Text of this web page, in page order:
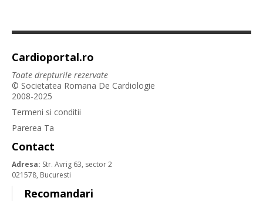
Cardioportal.ro
Toate drepturile rezervate
© Societatea Romana De Cardiologie
2008-2025
Termeni si conditii
Parerea Ta
Contact
Adresa: Str. Avrig 63, sector 2
021578, Bucuresti
Recomandari